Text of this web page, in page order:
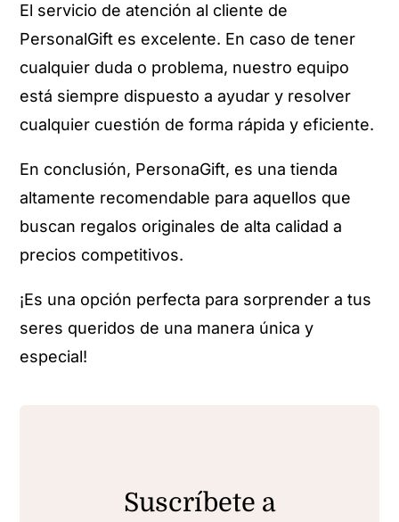
El servicio de atención al cliente de
PersonalGift es excelente. En caso de tener
cualquier duda o problema, nuestro equipo
está siempre dispuesto a ayudar y resolver
cualquier cuestión de forma rápida y eficiente.
En conclusión, PersonaGift, es una tienda
altamente recomendable para aquellos que
buscan regalos originales de alta calidad a
precios competitivos.
¡Es una opción perfecta para sorprender a tus
seres queridos de una manera única y
especial!
Suscríbete a